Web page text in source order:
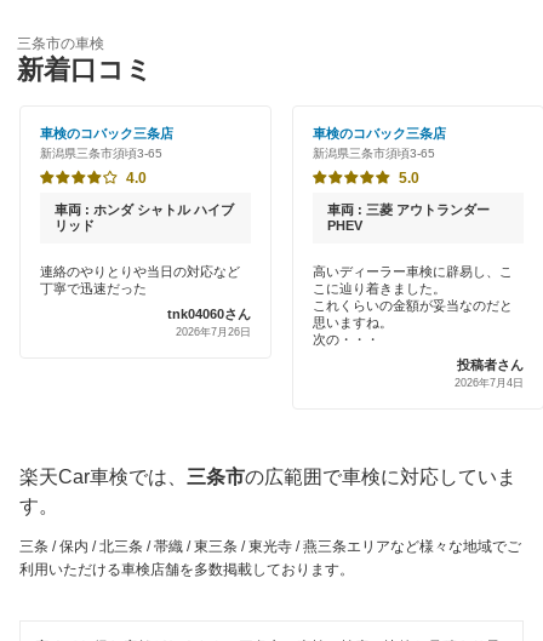
魚沼市
小千谷市
柏崎市
加茂市
刈羽郡
北蒲原郡
新発田市
上越市
特典あり
早割りあり
クレジットカードOK
EV車OK
120分以内の車検
オートバックス
宇佐美車検
車検のコバック
出光興産「らくらく安心車検」
エネフリ車検
三条市の車検
新着口コミ
車検のコバック三条店
新潟県三条市須頃3-65
4.0
車両 : ホンダ シャトル ハイブ
リッド
連絡のやりとりや当日の対応など
丁寧で迅速だった
tnk04060さん
2026年7月26日
車検のコバック三条店
新潟県三条市須頃3-65
5.0
車両 : 三菱 アウトランダー
PHEV
高いディーラー車検に辟易し、こ
こに辿り着きました。
これくらいの金額が妥当なのだと
思いますね。
次の・・・
投稿者さん
2026年7月4日
楽天Car車検では、 三条市の広範囲で車検に対応していま
す。
三条 / 保内 / 北三条 / 帯織 / 東三条 / 東光寺 / 燕三条エリアなど様々な地域でご
利用いただける車検店舗を多数掲載しております。